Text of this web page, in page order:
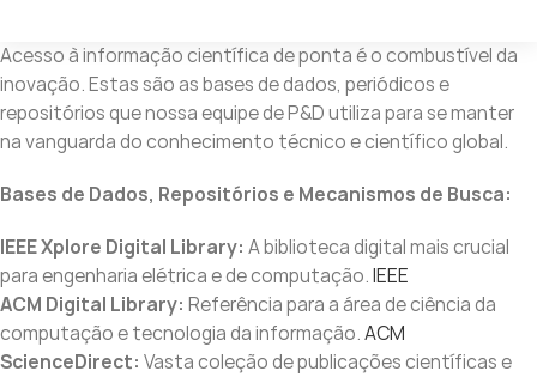
Acesso à informação científica de ponta é o combustível da
inovação. Estas são as bases de dados, periódicos e
repositórios que nossa equipe de P&D utiliza para se manter
na vanguarda do conhecimento técnico e científico global.
Bases de Dados, Repositórios e Mecanismos de Busca:
IEEE Xplore Digital Library: A biblioteca digital mais crucial
para engenharia elétrica e de computação.IEEE
ACM Digital Library: Referência para a área de ciência da
computação e tecnologia da informação.ACM
ScienceDirect: Vasta coleção de publicações científicas e